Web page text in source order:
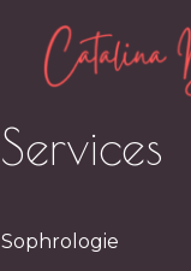
Services
Sophrologie